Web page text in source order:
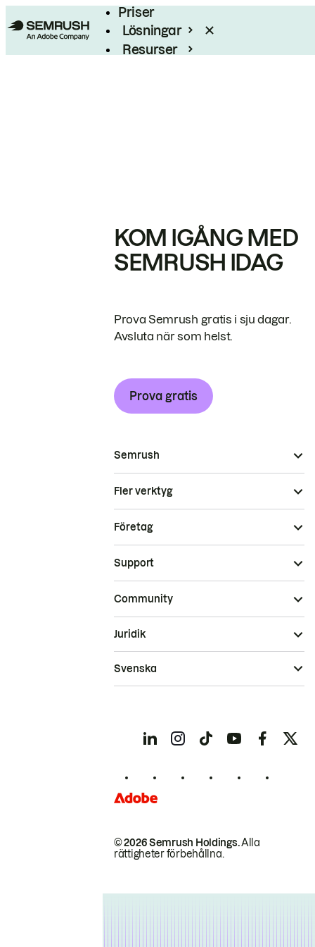
Priser
Lösningar
Resurser
KOM IGÅNG MED
SEMRUSH IDAG
Prova Semrush gratis i sju dagar.
Avsluta när som helst.
Prova gratis
Semrush
Fler verktyg
Företag
Support
Community
© 2026 Semrush Holdings.Alla
rättigheter förbehållna.
Juridik
Svenska